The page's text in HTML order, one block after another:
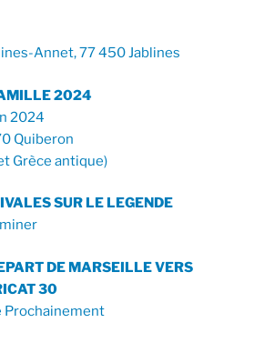
Annet, 77 450 Jablines
2024
2024
Quiberon
Grèce antique)
SUR LE LEGENDE
DE MARSEILLE VERS
30
Prochainement